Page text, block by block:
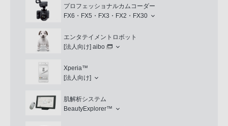
プロフェッショナルカムコーダー
FX6・FX5・FX3・FX2・FX30
エンタテイメントロボット
[法人向け] aibo
Xperia™
[法人向け]
肌解析システム
BeautyExplorer™